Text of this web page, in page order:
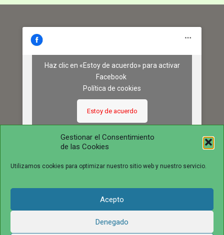
Gestionar el Consentimiento
de las Cookies
Utilizamos cookies para optimizar nuestro sitio web y nuestro servicio.
Acepto
Denegado
Haz clic en «Estoy de acuerdo» para activar
Facebook
Política de cookies
Estoy de acuerdo
© 2016 juntosvenceremosela.com. All Rights Reserved.